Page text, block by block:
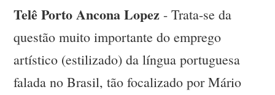
Telê Porto Ancona Lopez - Trata-se da
questão muito importante do emprego
artístico (estilizado) da língua portuguesa
falada no Brasil, tão focalizado por Mário